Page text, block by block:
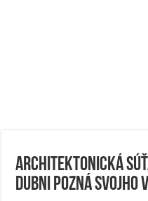
Architektonická
Dubni pozná svojho